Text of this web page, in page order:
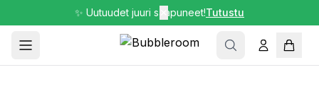
✨ Uutuudet juuri saapuneet!Tutustu